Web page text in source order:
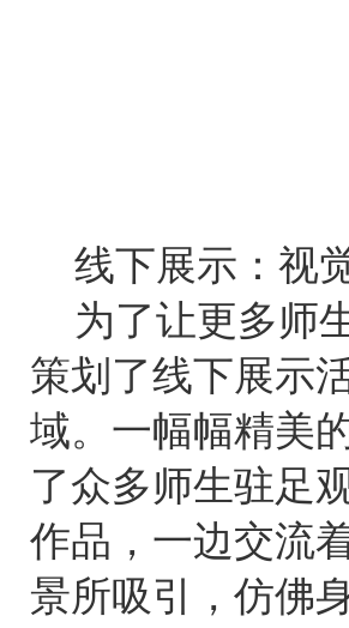
线下展示：视
为了让更多师
策划了线下展示
域。一幅幅精美
了众多师生驻足
作品，一边交流
景所吸引，仿佛